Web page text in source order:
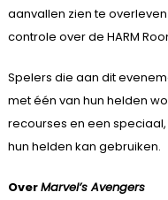
aanvallen zien te
controle over de HARM
Spelers die aan dit
met één van hun helden
recourses en een
hun helden kan gebruiken.
OverMarvel’s Avengers